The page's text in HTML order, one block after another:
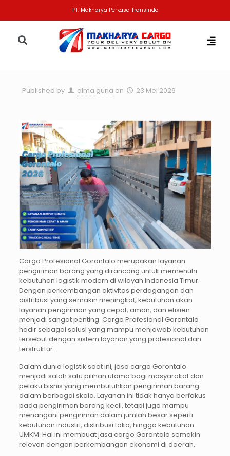
PT. Makharya Perkasa Transindo
Published by alma guna on 23 Mei 2026
Cargo Profesional Gorontalo merupakan layanan
pengiriman barang yang dirancang untuk memenuhi
kebutuhan logistik modern di wilayah Indonesia Timur.
Dengan perkembangan aktivitas perdagangan dan
distribusi yang semakin meningkat, kebutuhan akan
layanan pengiriman yang cepat, aman, dan efisien
menjadi sangat penting. Cargo Profesional Gorontalo
hadir sebagai solusi yang mampu menjawab kebutuhan
tersebut dengan sistem layanan yang profesional dan
terstruktur.
Dalam dunia logistik saat ini, jasa cargo Gorontalo
menjadi salah satu pilihan utama bagi masyarakat dan
pelaku bisnis yang membutuhkan pengiriman barang
dalam berbagai skala. Layanan ini tidak hanya berfokus
pada pengiriman barang kecil, tetapi juga mampu
menangani pengiriman dalam jumlah besar seperti
kebutuhan industri, distribusi toko, hingga kebutuhan
UMKM. Hal ini membuat jasa cargo Gorontalo semakin
relevan dengan perkembangan ekonomi di daerah.